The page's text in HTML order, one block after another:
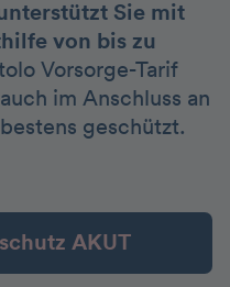
Sie mit
von bis zu
Vorsorge-Tarif
im Anschluss an
geschützt.
AKUT